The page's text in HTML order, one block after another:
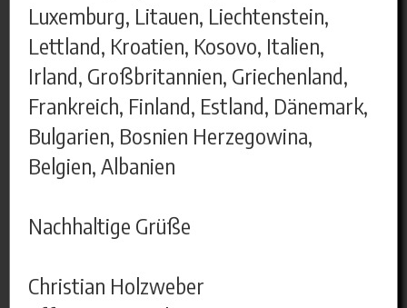
Luxemburg, Litauen, Liechtenstein,
Lettland, Kroatien, Kosovo, Italien,
Irland, Großbritannien, Griechenland,
Frankreich, Finland, Estland, Dänemark,
Bulgarien, Bosnien Herzegowina,
Belgien, Albanien
Nachhaltige Grüße
Christian Holzweber